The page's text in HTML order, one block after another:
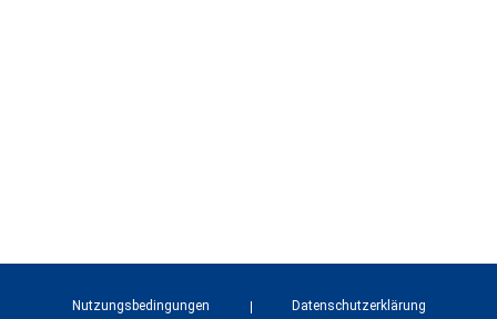
Nutzungsbedingungen Datenschutzerklärung